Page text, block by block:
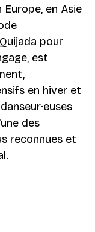
en Asie
pour
est
en hiver et
des
reconnues et